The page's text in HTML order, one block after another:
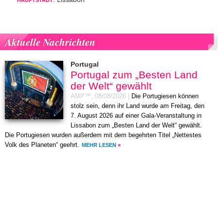
Aktuelle Nachrichten
Portugal
Portugal zum „Besten Land
der Welt“ gewählt
AMP™, 08/08/2026
Die Portugiesen können
stolz sein, denn ihr Land wurde am Freitag, den
7. August 2026 auf einer Gala-Veranstaltung in
Lissabon zum „Besten Land der Welt“ gewählt.
Die Portugiesen wurden außerdem mit dem begehrten Titel „Nettestes
Volk des Planeten“ geehrt.
MEHR LESEN »